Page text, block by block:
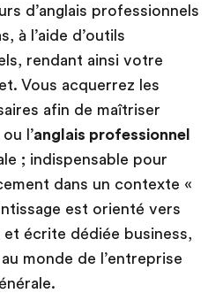
d’anglais professionnels
à l’aide d’outils
rendant ainsi votre
Vous acquerrez les
afin de maîtriser
l’anglais professionnel
; indispensable pour
dans un contexte «
est orienté vers
écrite dédiée business,
monde de l’entreprise